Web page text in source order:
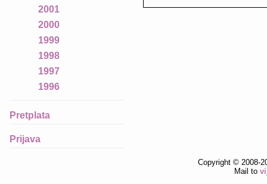
2001
2000
1999
1998
1997
1996
Pretplata
Prijava
Copyright © 2008-
Mail to